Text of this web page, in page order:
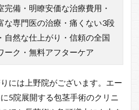
完備・明瞭安価な治療費用・
な専門医の治療・痛くない3段
自然な仕上がり・信頼の全国
ーク・無料アフターケア
には上野院がございます。エー
5院展開する包茎手術のクリニ